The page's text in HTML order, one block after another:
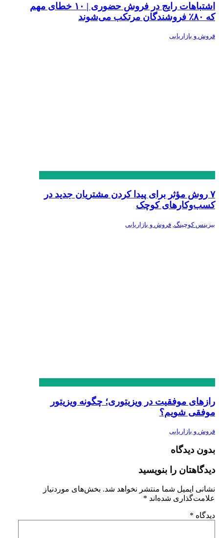
اشتباهات رایج در فروش حضوری | ۱۰ خطای مهم
که ۸۰٪ فروشندگان مرتکب می‌شوند
فروش و بازاریابی
۷ روش مؤثر برای پیدا کردن مشتریان جدید در
کسب‌وکارهای کوچک
بیزینس کوچینگ فروش و بازاریابی
رازهای موفقیت در ویزیتوری؛ چگونه ویزیتور
موفقی شویم؟
فروش و بازاریابی
بدون دیدگاه
دیدگاهتان را بنویسید
نشانی ایمیل شما منتشر نخواهد شد. بخش‌های موردنیاز
علامت‌گذاری شده‌اند *
دیدگاه *